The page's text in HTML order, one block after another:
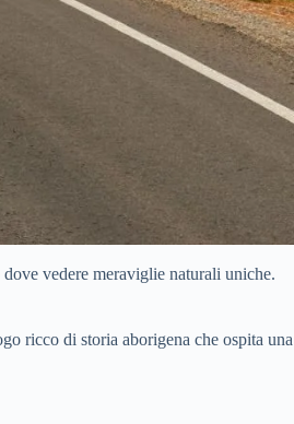
vedere meraviglie naturali uniche.
ricco di storia aborigena che ospita una